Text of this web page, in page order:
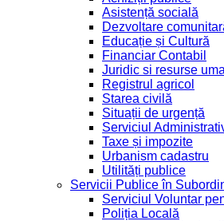
Asistență socială
Dezvoltare
Educație și Cultură
Financiar Contabil
Juridic si resurse
Registrul agricol
Starea civilă
Situații de urgență
Serviciul
Taxe și impozite
Urbanism cadastru
Utilități publice
Servicii Publice în
Serviciul Voluntar
Poliția Locală